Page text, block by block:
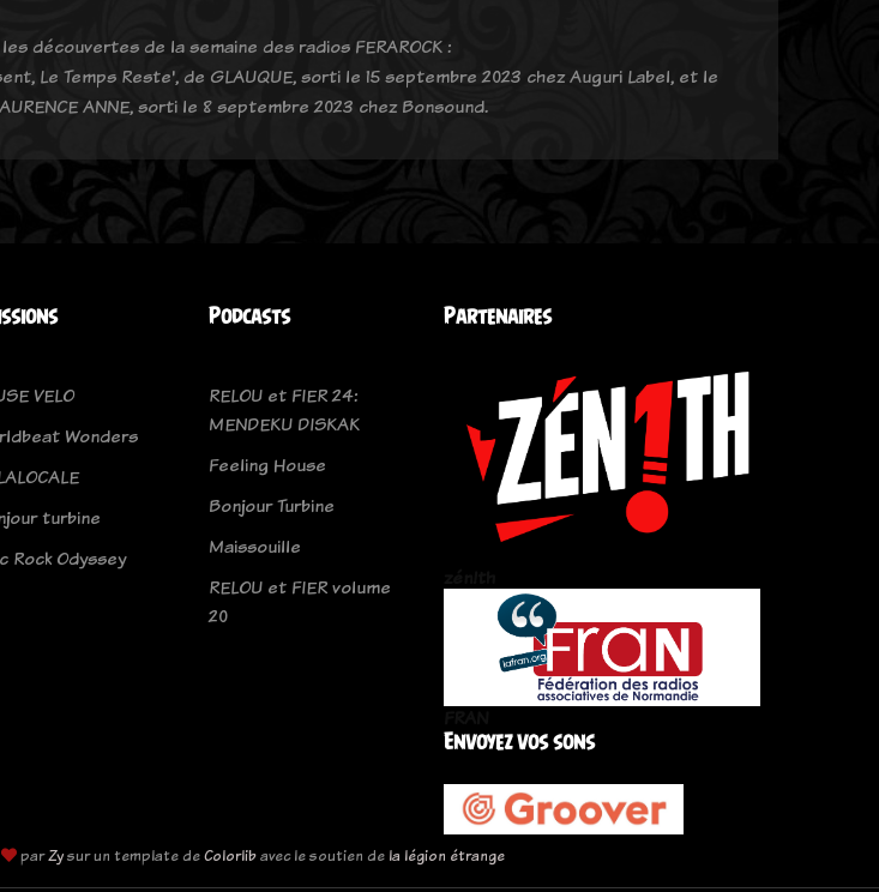
découvertes de la semaine des radios FERAROCK :
Le Temps Reste', de GLAUQUE, sorti le 15 septembre 2023 chez Auguri Label, et le
ANNE, sorti le 8 septembre 2023 chez Bonsound.
VELO
Wonders
turbine
Rock Odyssey
Podcasts
RELOU et FIER 24:
MENDEKU DISKAK
Feeling House
Bonjour Turbine
Maissouille
RELOU et FIER volume
20
Partenaires
Envoyez vos sons
parZysur un template deColorlibavec le soutien de la légion étrange